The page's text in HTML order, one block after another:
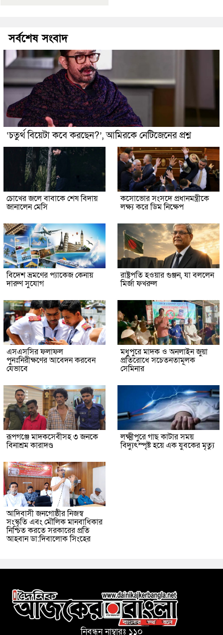
সর্বশেষ সংবাদ
‘চতুর্থ বিয়েটা কবে করছেন?’, আমিরকে নেটিজেনের প্রশ্ন
চোখের জলে বাবাকে শেষ বিদায়
জানালেন মেসি
কসোভোর সংসদে প্রধানমন্ত্রীকে
লক্ষ্য করে ডিম নিক্ষেপ
বিদেশ ভ্রমণের প্যাকেজ কেনায়
দারুণ সুযোগ
রাষ্ট্রপতি হওয়ার গুঞ্জন, যা বললেন
মির্জা ফখরুল
এসএসসির ফলাফল
পুনঃনিরীক্ষণের আবেদন করবেন
যেভাবে
মধুপুরে মাদক ও অনলাইন জুয়া
প্রতিরোধে সচেতনতামূলক
সেমিনার
রূপগঞ্জে মাদকসেবীসহ ৩ জনকে
বিনাশ্রম কারাদণ্ড
লক্ষ্মীপুরে গাছ কাটার সময়
বিদ্যুৎস্পৃষ্ট হয়ে এক যুবকের মৃত্যু
আদিবাসী জনগোষ্ঠীর নিজস্ব
সংস্কৃতি এবং মৌলিক মানবাধিকার
নিশ্চিত করতে সরকারের প্রতি
আহবান ডা:দিবালোক সিংহের
নিবন্ধন নাম্বারঃ ১১০